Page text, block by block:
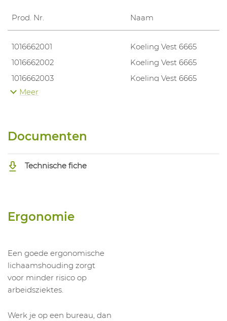
Prod. Nr. Naam
1016662001
Koeling Vest 6665
1016662002
Koeling Vest 6665
1016662003
Koeling Vest 6665
1016662004
Meer
Documenten
Technische fiche
Ergonomie
Een goede ergonomische
lichaamshouding zorgt
voor minder risico op
arbeidsziektes.
Werk je op een bureau, dan